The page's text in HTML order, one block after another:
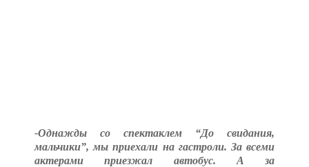
-Однажды со спектаклем “До свидания,
мальчики”, мы приехали на гастроли. За всеми
актерами приезжал автобус. А за